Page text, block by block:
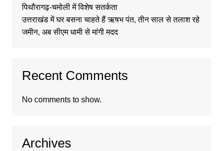
पिथौरागढ़-चमोली में विशेष सतर्कता
उत्तराखंड में घर बसना चाहते हैं ऋषभ पंत, तीन साल से तलाश रहे
जमीन, अब सीएम धामी से मांगी मदद
Recent Comments
No comments to show.
Archives